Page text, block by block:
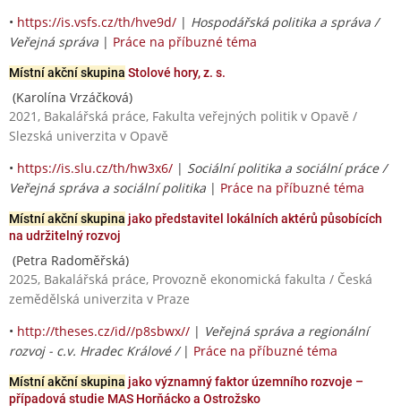
• https://is.vsfs.cz/th/hve9d/ | Hospodářská politika a správa /
Veřejná správa | Práce na příbuzné téma
Místní akční skupina Stolové hory, z. s.
(Karolína Vrzáčková)
2021, Bakalářská práce, Fakulta veřejných politik v Opavě /
Slezská univerzita v Opavě
• https://is.slu.cz/th/hw3x6/ | Sociální politika a sociální práce /
Veřejná správa a sociální politika | Práce na příbuzné téma
Místní akční skupina jako představitel lokálních aktérů působících
na udržitelný rozvoj
(Petra Radoměřská)
2025, Bakalářská práce, Provozně ekonomická fakulta / Česká
zemědělská univerzita v Praze
• http://theses.cz/id//p8sbwx// | Veřejná správa a regionální
rozvoj - c.v. Hradec Králové / | Práce na příbuzné téma
Místní akční skupina jako významný faktor územního rozvoje –
případová studie MAS Horňácko a Ostrožsko